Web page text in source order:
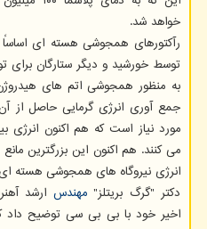
خواهد شد.
رآکتورهای همجوشی هسته ای اساساً
توسط خورشید و دیگر ستارگان برای
به منظور همجوشی اتم های
جمع آوری انرژی گرمایی حاصل از آن
مورد نیاز است که هم اکنون انرژی
می کنند. هم اکنون این بزرگترین مانع
انرژی نیروگاه های همجوشی هسته
دکتر "گرگ بریتلز"مهندس ارشد
اخیر خود با بی بی سی توضیح داد